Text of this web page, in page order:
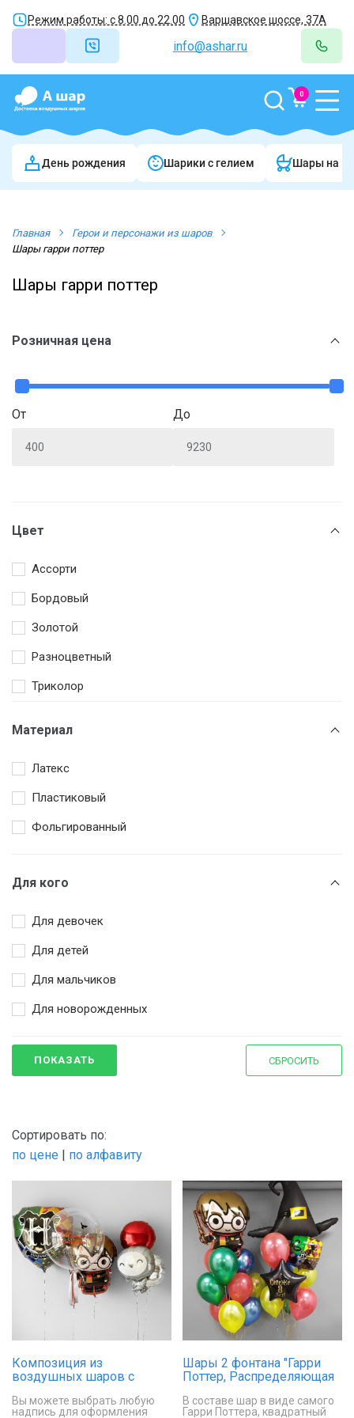
Режим работы: с 8.00 до 22.00 Варшавское шоссе, 37А
info@ashar.ru
0
День рождения Шарики c гелием Шары на
Главная
Герои и персонажи из шаров
Шары гарри поттер
Шары гарри поттер
Розничная цена
От До
Цвет
Ассорти
Бордовый
Золотой
Разноцветный
Триколор
Материал
Латекс
Пластиковый
Фольгированный
Для кого
Для девочек
Для детей
Для мальчиков
Для новорожденных
ПОКАЗАТЬ СБРОСИТЬ
Сортировать по:
по цене | по алфавиту
Композиция из
воздушных шаров с
Вы можете выбрать любую
надпись для оформления
Шары 2 фонтана "Гарри
Поттер, Распределяющая
В составе шар в виде самого
Гарри Поттера, квадратный